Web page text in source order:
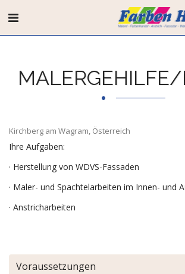
Kirchberg am Wagram, Österreich
Ihre Aufgaben:
· Herstellung von WDVS-Fassaden
· Maler- und Spachtelarbeiten im Innen- und
· Anstricharbeiten
Voraussetzungen